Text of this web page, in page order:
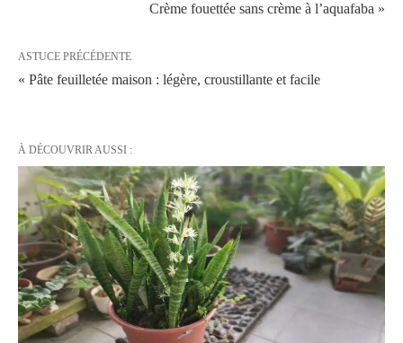
Crème fouettée sans crème à l’aquafaba »
ASTUCE PRÉCÉDENTE
« Pâte feuilletée maison : légère, croustillante et facile
À DÉCOUVRIR AUSSI :